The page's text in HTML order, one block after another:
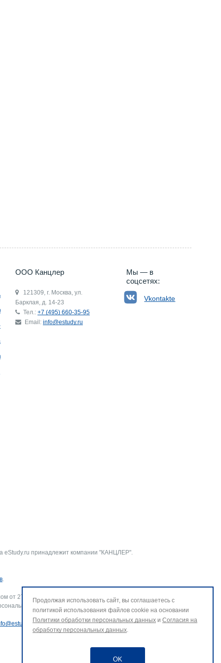
ООО Канцлер
121309, г. Москва, ул.
Барклая, д. 14-23
Тел.: +7 (495) 660-35-95
Email: info@estudy.ru
Мы — в
соцсетях:
Vkontakte
eStudy.ru принадлежит компании "КАНЦЛЕР".
.
от 27.07.2006 г. № 152-ФЗ «О персональных данных».
данных и использование файлов cookie. В случае
.
Продолжая использовать сайт, вы соглашаетесь с
политикой использования файлов cookie на основании
Политики обработки персональных данных и Согласия на
обработку персональных данных.
OK